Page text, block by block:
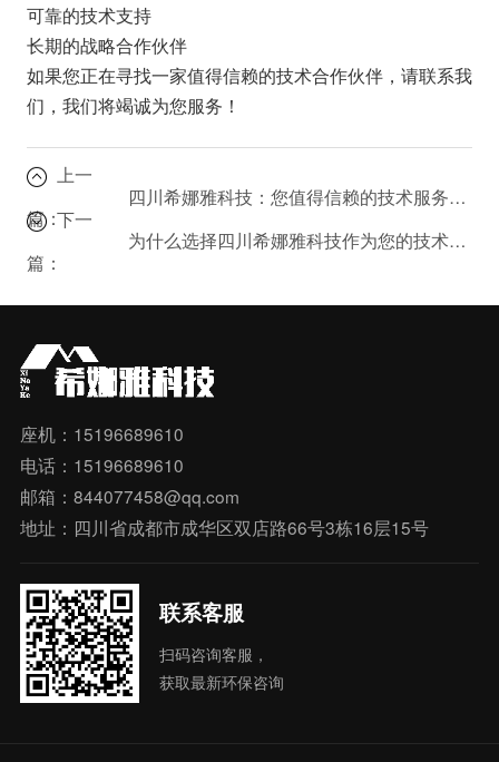
可靠的技术支持
长期的战略合作伙伴
如果您正在寻找一家值得信赖的技术合作伙伴，请联系我
们，我们将竭诚为您服务！
上一
篇：
四川希娜雅科技：您值得信赖的技术服务提供商
下一
篇：
为什么选择四川希娜雅科技作为您的技术合作伙伴？
座机：15196689610
电话：15196689610
邮箱：844077458@qq.com
地址：四川省成都市成华区双店路66号3栋16层15号
联系客服
扫码咨询客服，
获取最新环保咨询